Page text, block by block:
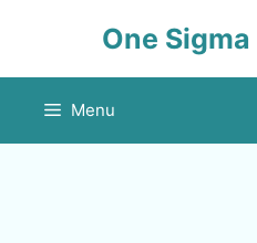
One
Menu